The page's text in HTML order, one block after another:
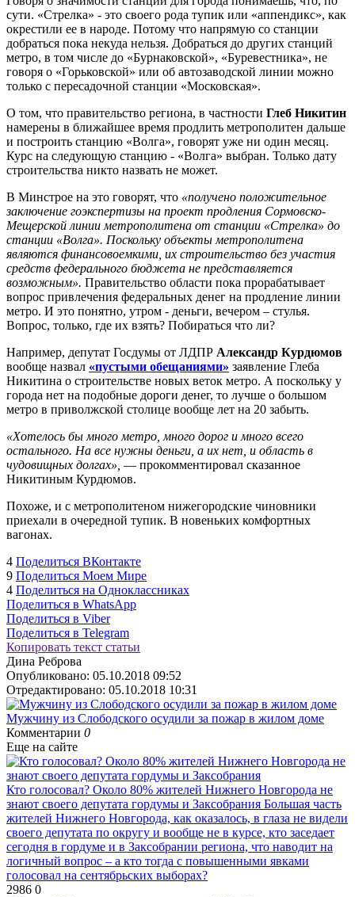
сути. «Стрелка» - это своего рода тупик или «аппендикс», как
окрестили ее в народе. Потому что напрямую со станции
добраться пока некуда нельзя. Добраться до других станций
метро, в том числе до «Бурнаковской», «Буревестника», не
говоря о «Горьковской» или об автозаводской линии можно
только с пересадочной станции «Московская».
О том, что правительство региона, в частности Глеб Никитин
намерены в ближайшее время продлить метрополитен дальше
и построить станцию «Волга», говорят уже ни один месяц.
Курс на следующую станцию - «Волга» выбран. Только дату
строительства никто назвать не может.
В Минстрое на это говорят, что «получено положительное
заключение гоэкспертизы на проект продления Сормовско-
Мещерской линии метрополитена от станции «Стрелка» до
станции «Волга». Поскольку объекты метрополитена
являются финансовоемкими, их строительство без участия
средств федерального бюджета не представляется
возможным». Правительство области пока прорабатывает
вопрос привлечения федеральных денег на продление линии
метро. И это понятно, утром - деньги, вечером – стулья.
Вопрос, только, где их взять? Побираться что ли?
Например, депутат Госдумы от ЛДПР Александр Курдюмов
вообще назвал «пустыми обещаниями» заявление Глеба
Никитина о строительстве новых веток метро. А поскольку у
города нет на подобные дороги денег, то лучше о большом
метро в приволжской столице вообще лет на 20 забыть.
«Хотелось бы много метро, много дорог и много всего
остального. На все нужны деньги, а их нет, и область в
чудовищных долгах», — прокомментировал сказанное
Никитиным Курдюмов.
Похоже, и с метрополитеном нижегородские чиновники
приехали в очередной тупик. В новеньких комфортных
вагонах.
4 Поделиться ВКонтакте
9 Поделиться Моем Мире
4 Поделиться на Одноклассниках
Поделиться в WhatsApp
Поделиться в Viber
Поделиться в Telegram
Копировать текст статьи
Дина Реброва
Опубликовано: 05.10.2018 09:52
Отредактировано: 05.10.2018 10:31
Мужчину из Слободского осудили за пожар в жилом доме
Комментарии 0
Еще на сайте
Кто голосовал? Около 80% жителей Нижнего Новгорода не
знают своего депутата гордумы и Заксобрания Большая часть
жителей Нижнего Новгорода, как оказалось, в глаза не видели
своего депутата по округу и вообще не в курсе, кто заседает
сегодня в гордуме и в Заксобрании региона, что наводит на
логичный вопрос – а кто тогда с повышенными явками
голосовал на сентябрьских выборах?
2986 0